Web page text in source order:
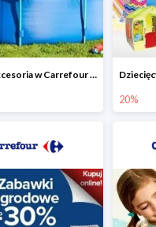
Baseny i akcesoria w Carrefour do -20%
20%